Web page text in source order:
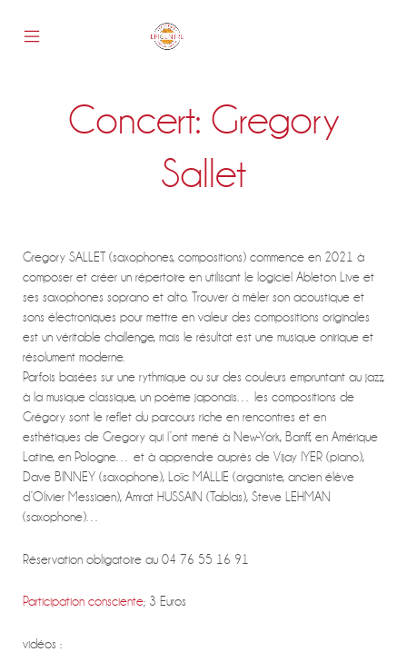
Concert: Gregory
Sallet
Gregory SALLET (saxophones, compositions) commence en 2021 à
composer et créer un répertoire en utilisant le logiciel Ableton Live et
ses saxophones soprano et alto. Trouver à mêler son acoustique et
sons électroniques pour mettre en valeur des compositions originales
est un véritable challenge, mais le résultat est une musique onirique et
résolument moderne.
Parfois basées sur une rythmique ou sur des couleurs empruntant au jazz,
à la musique classique, un poème japonais… les compositions de
Grégory sont le reflet du parcours riche en rencontres et en
esthétiques de Gregory qui l’ont mené à New-York, Banff, en Amérique
Latine, en Pologne… et à apprendre auprès de Vijay IYER (piano),
Dave BINNEY (saxophone), Loïc MALLIE (organiste, ancien élève
d’Olivier Messiaen), Amrat HUSSAIN (Tablas), Steve LEHMAN
(saxophone)…
Réservation obligatoire au 04 76 55 16 91
Participation consciente; 3 Euros
vidéos :